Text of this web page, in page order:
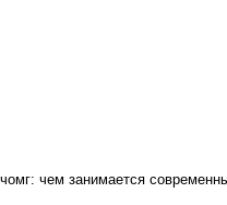
чем занимается